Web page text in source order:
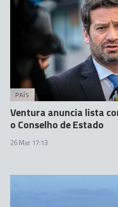
PAÍS
Ventura anuncia lista
o Conselho de Estado
26 Mar 17:13